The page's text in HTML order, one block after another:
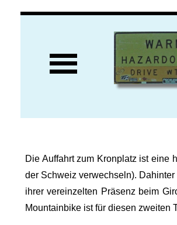
Die Auffahrt zum Kronplatz ist eine
der Schweiz verwechseln).
ihrer vereinzelten Präsenz beim
Mountainbike ist für diesen zweiten